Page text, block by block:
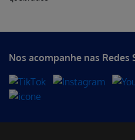
Nos acompanhe nas Redes